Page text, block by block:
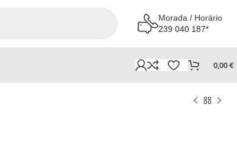
Morada / Horário
239 040 187*
0,00€